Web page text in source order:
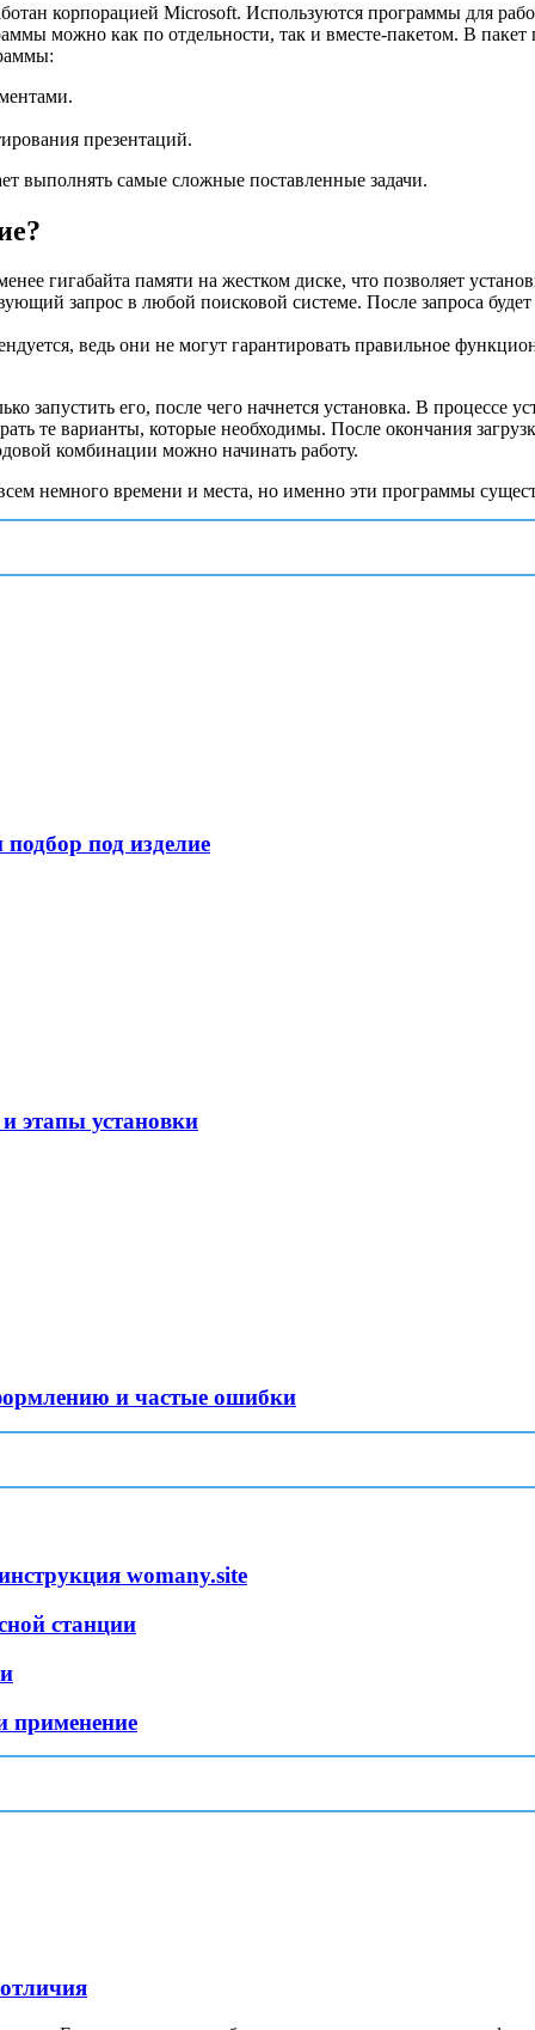
корпорацией Microsoft. Используются программы для
можно как по отдельности, так и вместе-пакетом. В
презентаций.
выполнять самые сложные поставленные задачи.
гигабайта памяти на жестком диске, что позволяет
запрос в любой поисковой системе. После запроса
ведь они не могут гарантировать правильное
запустить его, после чего начнется установка. В процессе
те варианты, которые необходимы. После окончания
комбинации можно начинать работу.
немного времени и места, но именно эти программы
под изделие
этапы установки
и частые ошибки
womany.site
станции
применение